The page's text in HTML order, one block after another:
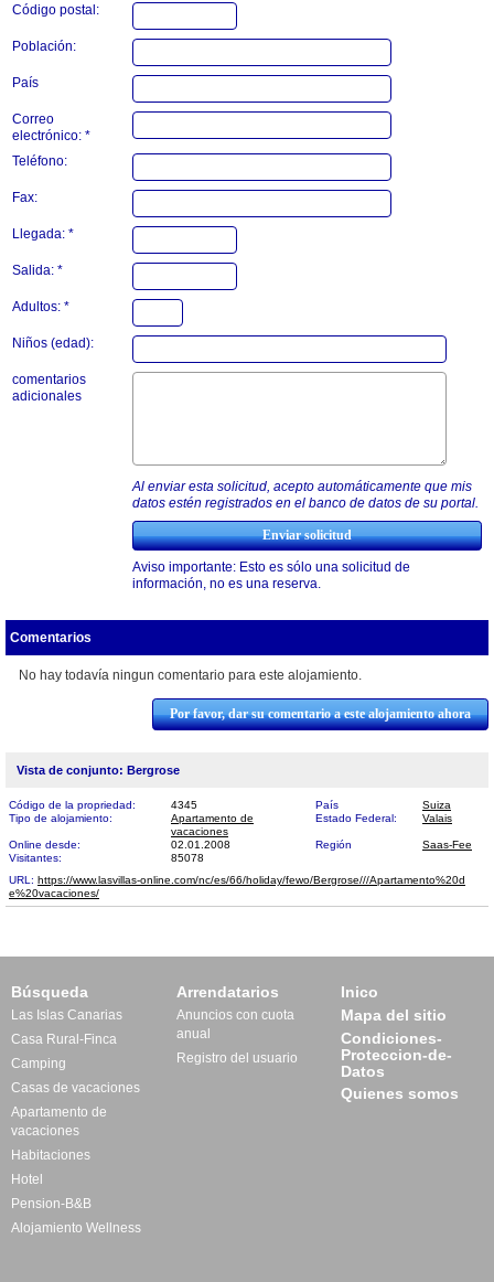
Código postal:
Población:
País
Correo
electrónico: *
Teléfono:
Fax:
Llegada: *
Salida: *
Adultos: *
Niños (edad):
comentarios
adicionales
Al enviar esta solicitud, acepto automáticamente que mis
datos estén registrados en el banco de datos de su portal.
Aviso importante: Esto es sólo una solicitud de
información, no es una reserva.
Comentarios
No hay todavía ningun comentario para este alojamiento.
Por favor, dar su comentario a este alojamiento ahora
Vista de conjunto: Bergrose
Código de la propriedad: 4345 País
Suiza
Tipo de alojamiento:
Apartamento de
vacaciones
Estado Federal: Valais
Online desde: 02.01.2008 Región
Saas-Fee
Visitantes:
85078
URL: https://www.lasvillas-online.com/nc/es/66/holiday/fewo/Bergrose///Apartamento%20d​
e%20vacaciones/
Búsqueda
Las Islas Canarias
Casa Rural-Finca
Camping
Casas de vacaciones
Apartamento de
vacaciones
Habitaciones
Hotel
Pension-B&B
Alojamiento Wellness
Arrendatarios
Anuncios con cuota
anual
Registro del usuario
Inico
Mapa del sitio
Condiciones-
Proteccion-de-
Datos
Quienes somos